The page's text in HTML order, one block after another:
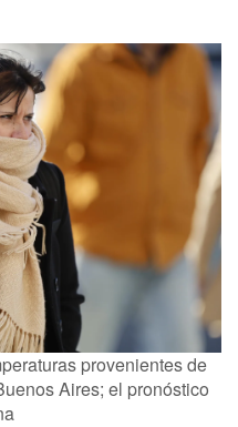
provenientes de
Aires; el pronóstico